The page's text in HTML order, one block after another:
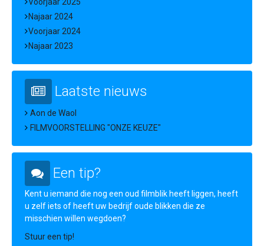
Voorjaar 2025
Najaar 2024
Voorjaar 2024
Najaar 2023
Laatste nieuws
Aon de Waol
FILMVOORSTELLING "ONZE KEUZE"
Een tip?
Kent u iemand die nog een oud filmblik heeft liggen, heeft
u zelf iets of heeft uw bedrijf oude blikken die ze
misschien willen wegdoen?
Stuur een tip!